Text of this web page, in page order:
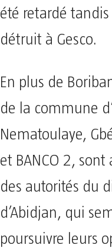
été retardé
détruit à Gesco.
En plus de
de la commune
Nematoulaye,
et BANCO 2,
des autorités du
d’Abidjan, qui
poursuivre leurs